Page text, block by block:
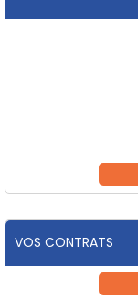
VOS CONTRATS